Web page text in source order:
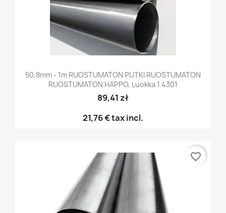
50,8mm - 1m RUOSTUMATON PUTKI RUOSTUMATON
RUOSTUMATON HAPPO, Luokka 1.4301
89,41 zł
21,76 €tax incl.
favorite_border